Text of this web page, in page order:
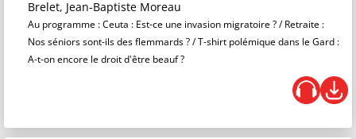
Brelet, Jean-Baptiste Moreau
Au programme : Ceuta : Est-ce une invasion migratoire ? / Retraite :
Nos séniors sont-ils des flemmards ? / T-shirt polémique dans le Gard :
A-t-on encore le droit d'être beauf ?